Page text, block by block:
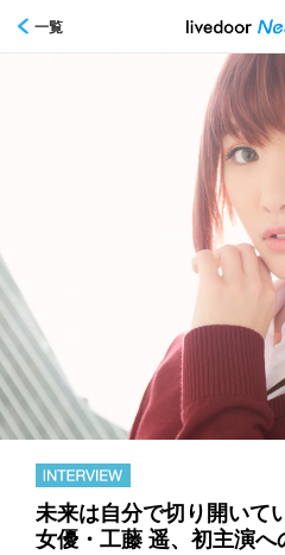
一覧
未来は自分で切り開いて
女優・工藤 遥、初主演へ